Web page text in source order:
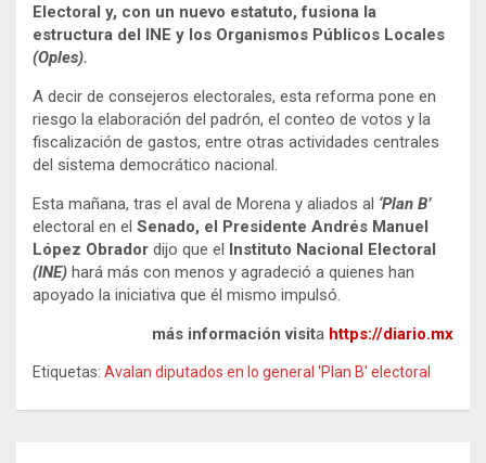
Electoral y, con un nuevo estatuto, fusiona la
estructura del INE y los Organismos Públicos Locales
(Oples).
A decir de consejeros electorales, esta reforma pone en
riesgo la elaboración del padrón, el conteo de votos y la
fiscalización de gastos, entre otras actividades centrales
del sistema democrático nacional.
Esta mañana, tras el aval de Morena y aliados al ‘Plan B’
electoral en el Senado, el Presidente Andrés Manuel
López Obrador dijo que el Instituto Nacional Electoral
(INE) hará más con menos y agradeció a quienes han
apoyado la iniciativa que él mismo impulsó.
más información visita https://diario.mx
Etiquetas: Avalan diputados en lo general 'Plan B' electoral